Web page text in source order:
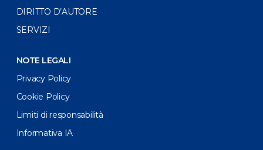
DIRITTO D’AUTORE
SERVIZI
NOTE LEGALI
Privacy Policy
Cookie Policy
Limiti di responsabilità
Informativa IA